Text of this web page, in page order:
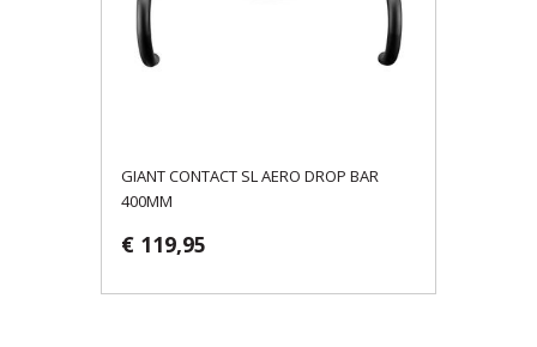
GIANT CONTACT SL AERO DROP BAR
400MM
€ 119,95